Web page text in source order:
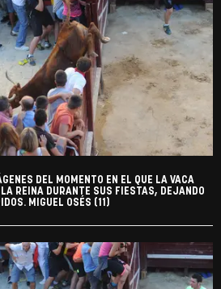
DEL MOMENTO EN EL QUE LA VACA
REINA DURANTE SUS FIESTAS, DEJANDO
MIGUEL OSÉS (11)